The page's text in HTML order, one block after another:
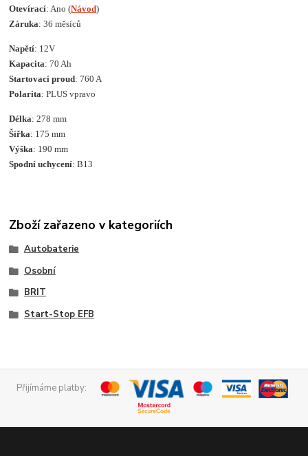
Otevírací: Ano (Návod)
Záruka: 36 měsíců
Napětí: 12V
Kapacita: 70 Ah
Startovací proud: 760 A
Polarita: PLUS vpravo
Délka: 278 mm
Šířka: 175 mm
Výška: 190 mm
Spodní uchycení: B13
Zboží zařazeno v kategoriích
Autobaterie
Osobní
BRIT
Start-Stop EFB
Přijímáme platby: